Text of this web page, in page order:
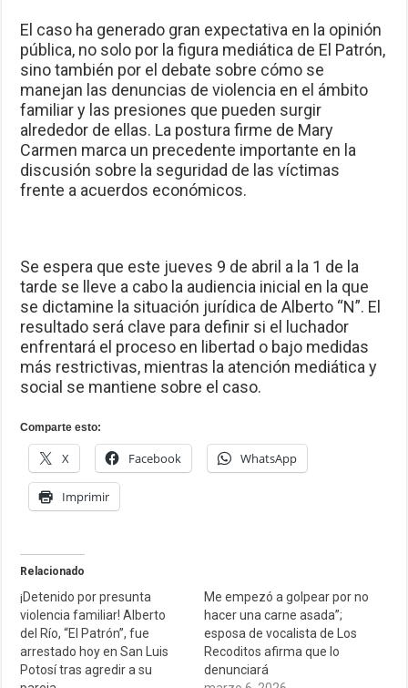
El caso ha generado gran expectativa en la opinión
pública, no solo por la figura mediática de El Patrón,
sino también por el debate sobre cómo se
manejan las denuncias de violencia en el ámbito
familiar y las presiones que pueden surgir
alrededor de ellas. La postura firme de Mary
Carmen marca un precedente importante en la
discusión sobre la seguridad de las víctimas
frente a acuerdos económicos.
Se espera que este jueves 9 de abril a la 1 de la
tarde se lleve a cabo la audiencia inicial en la que
se dictamine la situación jurídica de Alberto “N”. El
resultado será clave para definir si el luchador
enfrentará el proceso en libertad o bajo medidas
más restrictivas, mientras la atención mediática y
social se mantiene sobre el caso.
Comparte esto:
X Facebook WhatsApp
Imprimir
Relacionado
¡Detenido por presunta
violencia familiar! Alberto
del Río, “El Patrón”, fue
arrestado hoy en San Luis
Potosí tras agredir a su
Me empezó a golpear por no
hacer una carne asada”;
esposa de vocalista de Los
Recoditos afirma que lo
denunciará